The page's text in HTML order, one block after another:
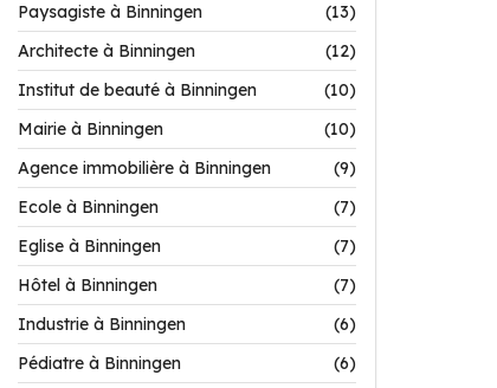
Paysagiste à Binningen
(13)
Architecte à Binningen
(12)
Institut de beauté à Binningen
(10)
Mairie à Binningen
(10)
Agence immobilière à Binningen
(9)
Ecole à Binningen
(7)
Eglise à Binningen
(7)
Hôtel à Binningen
(7)
Industrie à Binningen
(6)
Pédiatre à Binningen
(6)